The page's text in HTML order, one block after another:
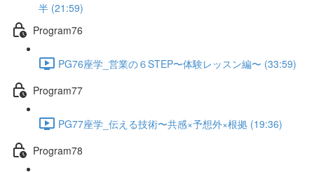
半 (21:59)
Program76
PG76座学_営業の６STEP〜体験レッスン編〜 (33:59)
Program77
PG77座学_伝える技術〜共感×予想外×根拠 (19:36)
Program78